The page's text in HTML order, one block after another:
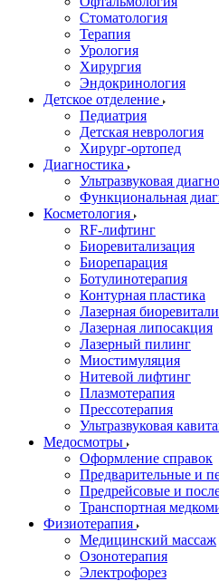
Стоматология
Терапия
Урология
Хирургия
Эндокринология
Детское отделение
Педиатрия
Детская неврология
Хирург-ортопед
Диагностика
Ультразвуковая
Функциональная
Косметология
RF-лифтинг
Биоревитализация
Биорепарация
Ботулинотерапия
Контурная пластика
Лазерная
Лазерная липосакция
Лазерный пилинг
Миостимуляция
Нитевой лифтинг
Плазмотерапия
Прессотерапия
Ультразвуковая
Медосмотры
Оформление справок
Предварительные и
Предрейсовые и
Транспортная
Физиотерапия
Медицинский массаж
Озонотерапия
Электрофорез